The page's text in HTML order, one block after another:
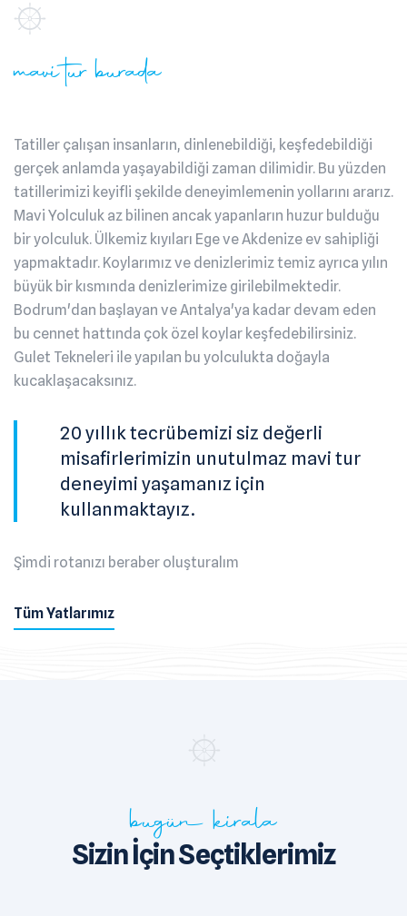
mavi tur burada
Tatiller çalışan insanların, dinlenebildiği, keşfedebildiği
gerçek anlamda yaşayabildiği zaman dilimidir. Bu yüzden
tatillerimizi keyifli şekilde deneyimlemenin yollarını ararız.
Mavi Yolculuk az bilinen ancak yapanların huzur bulduğu
bir yolculuk. Ülkemiz kıyıları Ege ve Akdenize ev sahipliği
yapmaktadır. Koylarımız ve denizlerimiz temiz ayrıca yılın
büyük bir kısmında denizlerimize girilebilmektedir.
Bodrum'dan başlayan ve Antalya'ya kadar devam eden
bu cennet hattında çok özel koylar keşfedebilirsiniz.
Gulet Tekneleri ile yapılan bu yolculukta doğayla
kucaklaşacaksınız.
20 yıllık tecrübemizi siz değerli
misafirlerimizin unutulmaz mavi tur
deneyimi yaşamanız için
kullanmaktayız.
Şimdi rotanızı beraber oluşturalım
Tüm Yatlarımız
bugün kirala
Sizin İçin Seçtiklerimiz